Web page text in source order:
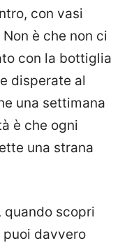
con vasi
è che non ci
con la bottiglia
disperate al
una settimana
è che ogni
una strana
quando scopri
puoi davvero